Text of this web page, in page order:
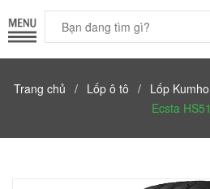
Trang chủ / Lốp ô tô / Lốp Kumho
Ecsta HS51